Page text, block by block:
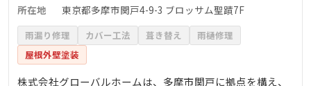
所在地
東京都多摩市関戸4-9-3 ブロッサム聖蹟7F
雨漏り修理 カバー工法 葺き替え
雨樋修理
屋根外壁塗装
株式会社グローバルホームは、多摩市関戸に拠点を構え、